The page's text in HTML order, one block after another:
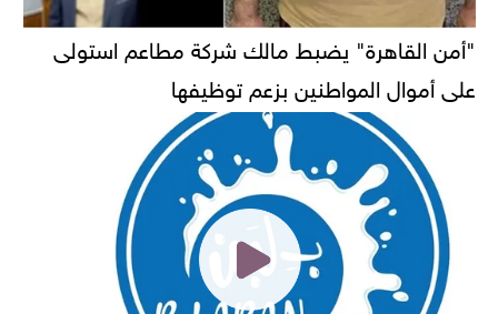
"أمن القاهرة" يضبط مالك شركة مطاعم استولى
على أموال المواطنين بزعم توظيفها